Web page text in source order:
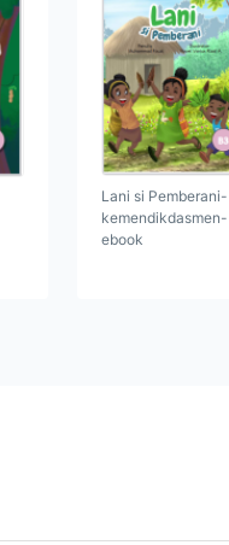
Lani si Pemberani-
kemendikdasmen-
ebook